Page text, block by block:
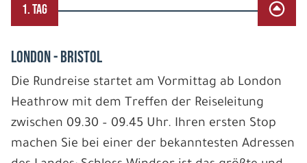
1. TAG
LONDON - BRISTOL
Die Rundreise startet am Vormittag ab London
Heathrow mit dem Treffen der Reiseleitung
zwischen 09.30 – 09.45 Uhr. Ihren ersten Stop
machen Sie bei einer der bekanntesten Adressen